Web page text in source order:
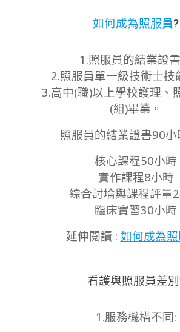
如何成為照服員?
1.照服員的結業證書
2.照服員單一級技術士技
3.高中(職)以上學校護理、
(組)畢業。
照服員的結業證書90小
核心課程50小時
實作課程8小時
綜合討埨與課程評量
臨床實習30小時
延伸閱讀 : 如何成為
看護與照服員差
1.服務機構不同: